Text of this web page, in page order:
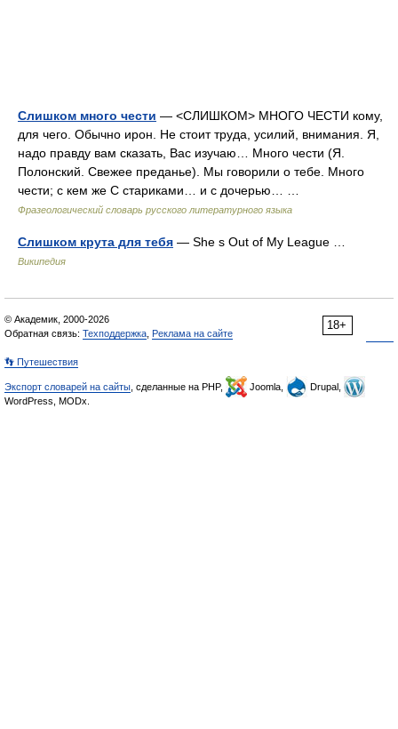
Слишком много чести — <СЛИШКОМ> МНОГО ЧЕСТИ кому,
для чего. Обычно ирон. Не стоит труда, усилий, внимания. Я,
надо правду вам сказать, Вас изучаю… Много чести (Я.
Полонский. Свежее преданье). Мы говорили о тебе. Много
чести; с кем же С стариками… и с дочерью… …
Фразеологический словарь русского литературного языка
Слишком крута для тебя — She s Out of My League …
Википедия
18+
© Академик, 2000-2026
Обратная связь: Техподдержка Реклама на сайте
👣 Путешествия
Экспорт словарей на сайты , сделанные на PHP, Joomla,
Drupal,
WordPress, MODx.